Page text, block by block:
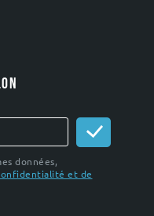
données,
et de